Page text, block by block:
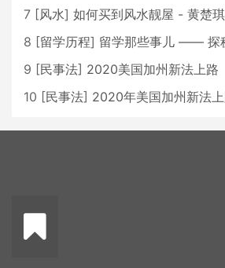
7 [风水] 如何买到风水靓屋 - 黄楚琪
8 [留学历程] 留学那些事儿 —— 探秘加州理工
9 [民事法] 2020美国加州新法上路
10 [民事法] 2020年美国加州新法上